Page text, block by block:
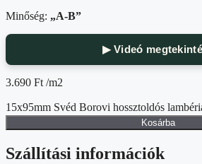
Minőség: „A-B”
▶ Videó
3.690 Ft /m2
15x95mm Svéd Borovi hossztoldós
Kosárba
Szállítási információk